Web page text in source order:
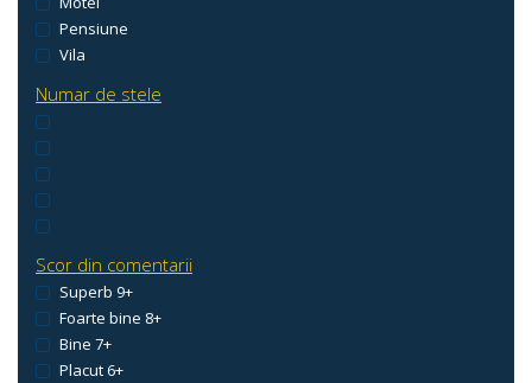
Pensiune
Vila
Numar de stele
Scor din comentarii
Superb 9+
Foarte bine 8+
Bine 7+
Placut 6+